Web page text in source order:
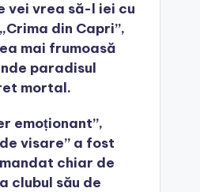
vei vrea să-l iei cu
din Capri”,
mai frumoasă
paradisul
mortal.
emoționant”,
visare” a fost
chiar de
clubul său de